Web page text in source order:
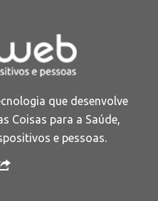
que desenvolve
Coisas para a Saúde,
e pessoas.